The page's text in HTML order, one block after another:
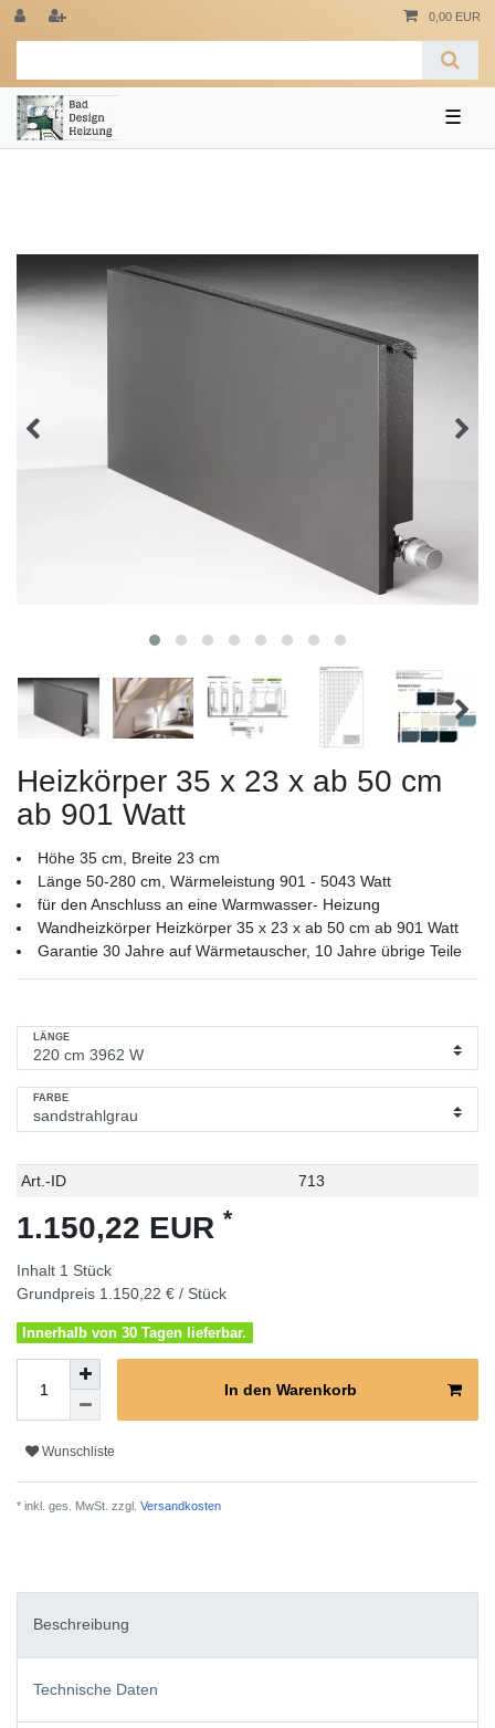
0,00 EUR
☰
Heizkörper 35 x 23 x ab 50 cm
ab 901 Watt
Höhe 35 cm, Breite 23 cm
Länge 50-280 cm, Wärmeleistung 901 - 5043 Watt
für den Anschluss an eine Warmwasser- Heizung
Wandheizkörper Heizkörper 35 x 23 x ab 50 cm ab 901 Watt
Garantie 30 Jahre auf Wärmetauscher, 10 Jahre übrige Teile
LÄNGE
FARBE
Technisches
Wert
Art.-ID 713
1.150,22 EUR *
Inhalt 1 Stück
Grundpreis 1.150,22 € / Stück
Innerhalb von 30 Tagen lieferbar.
In den Warenkorb
Wunschliste
* inkl. ges. MwSt. zzgl. Versandkosten
Beschreibung
Technische Daten